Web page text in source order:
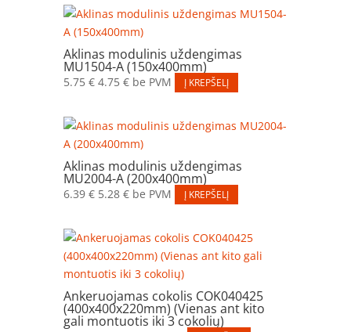
Aklinas modulinis uždengimas
MU1504-A (150x400mm)
5.75 € 4.75 €be PVM Į KREPŠELĮ
Aklinas modulinis uždengimas
MU2004-A (200x400mm)
6.39 € 5.28 €be PVM Į KREPŠELĮ
Ankeruojamas cokolis COK040425
(400x400x220mm) (Vienas ant kito
gali montuotis iki 3 cokolių)